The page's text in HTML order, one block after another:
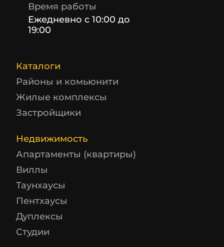
Время работы
Ежедневно с 10:00 до
19:00
Каталоги
Районы и комьюнити
Жилые комплексы
Застройщики
Недвижимость
Апартаменты (квартиры)
Виллы
Таунхаусы
Пентхаусы
Дуплексы
Студии